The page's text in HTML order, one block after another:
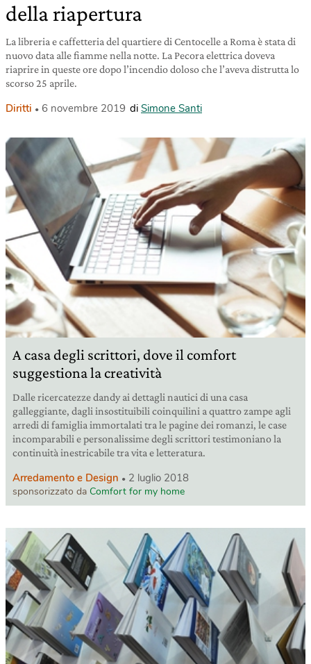
della riapertura
La libreria e caffetteria del quartiere di Centocelle a Roma è stata di
nuovo data alle fiamme nella notte. La Pecora elettrica doveva
riaprire in queste ore dopo l’incendio doloso che l’aveva distrutta lo
scorso 25 aprile.
Diritti 6 novembre 2019 di Simone Santi
A casa degli scrittori, dove il comfort
suggestiona la creatività
Dalle ricercatezze dandy ai dettagli nautici di una casa
galleggiante, dagli insostituibili coinquilini a quattro zampe agli
arredi di famiglia immortalati tra le pagine dei romanzi, le case
incomparabili e personalissime degli scrittori testimoniano la
continuità inestricabile tra vita e letteratura.
Arredamento e Design 2 luglio 2018
sponsorizzato da Comfort for my home